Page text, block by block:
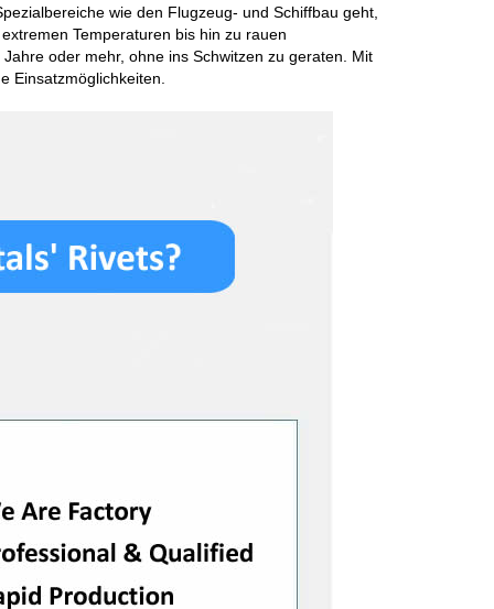
wie den Flugzeug- und Schiffbau geht,
Temperaturen bis hin zu rauen
oder mehr, ohne ins Schwitzen zu geraten. Mit
Einsatzmöglichkeiten.